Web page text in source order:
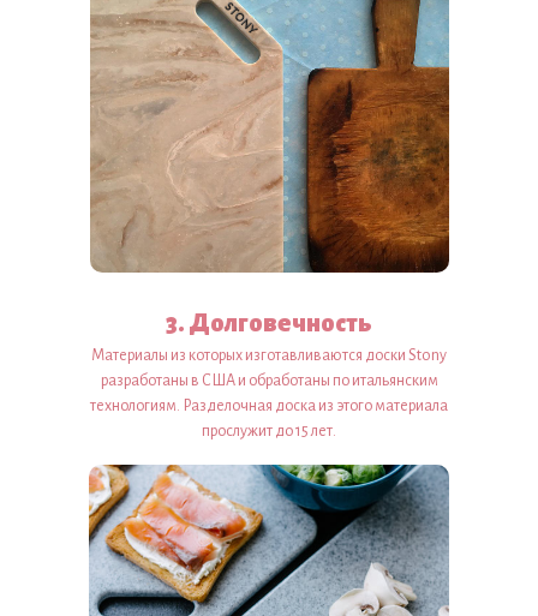
3. Долговечность
Материалы из которых изготавливаются доски Stony
разработаны в США и обработаны по итальянским
технологиям. Разделочная доска из этого материала
прослужит до 15 лет.